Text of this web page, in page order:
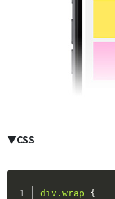
▼CSS
div.wrap
{